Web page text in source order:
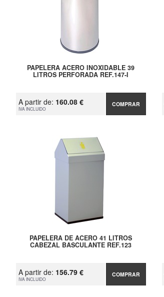
PAPELERA ACERO INOXIDABLE 39
LITROS PERFORADA REF.147-I
A partir de: 160.08 €
IVA INCLUIDO
COMPRAR
PAPELERA DE ACERO 41 LITROS
CABEZAL BASCULANTE REF.123
A partir de: 156.79 €
IVA INCLUIDO
COMPRAR